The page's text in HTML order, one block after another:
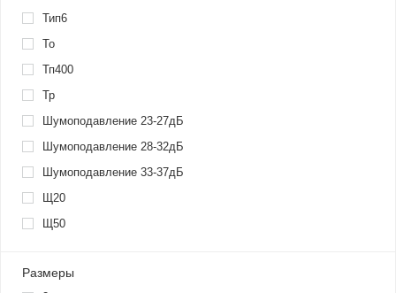
Тип6
То
Тп400
Тр
Шумоподавление 23-27дБ
Шумоподавление 28-32дБ
Шумоподавление 33-37дБ
Щ20
Щ50
Размеры